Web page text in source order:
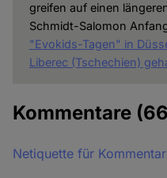
greifen auf einen
Schmidt-Salomon
"Evokids-Tagen" in
Liberec (Tschechien)
Kommentare
Netiquette für